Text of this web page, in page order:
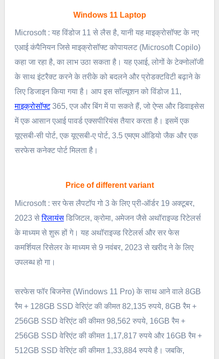
Windows 11 Laptop
Microsoft : यह विंडोज 11 से लैस है, यानी यह माइक्रोसॉफ्ट के नए
एआई कंपैनियन जिसे माइक्रोसॉफ्ट कोपायलट (Microsoft Copilo)
कहा जा रहा है, का लाभ उठा सकता है। यह एआई, लोगों के टेक्नोलॉजी
के साथ इंटरैक्ट करने के तरीके को बदलने और प्रोडक्टविटी बढ़ाने के
लिए डिजाइन किया गया है। आप इस सॉल्यूशन को विंडोज 11,
माइक्रोसॉफ्ट365, एज और बिंग में पा सकते हैं, जो ऐप्स और डिवाइसेस
में एक आसान एआई पावर्ड एक्सपीरियंस तैयार करता है। इसमें एक
यूएसबी-सी पोर्ट, एक यूएसबी-ए पोर्ट, 3.5 एमएम ऑडियो जैक और एक
सरफेस कनेक्ट पोर्ट मिलता है।
Price of different variant
Microsoft : सर फेस लैपटॉप गो 3 के लिए प्री-ऑर्डर 19 अक्टूबर,
2023 सेरिलायंसडिजिटल, क्रोमा, अमेजन जैसे अथॉराइज्ड रिटेलर्स
के माध्यम से शुरू हों गे। यह अथॉराइज्ड रिटेलर्स और सर फेस
कमर्शियल रिसेलर के माध्यम से 9 नवंबर, 2023 से खरीद ने के लिए
उपलब्ध हो गा।
सरफेस फॉर बिजनेस (Windows 11 Pro) के साथ आने वाले 8GB
रैम + 128GB SSD वेरिएंट की कीमत 82,135 रुपये, 8GB रैम +
256GB SSD वेरिएंट की कीमत 98,562 रुपये, 16GB रैम +
256GB SSD वेरिएंट की कीमत 1,17,817 रुपये और 16GB रैम +
512GB SSD वेरिएंट की कीमत 1,33,884 रुपये है। जबकि,